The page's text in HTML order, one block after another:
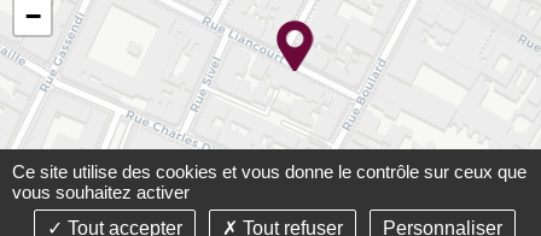
−
Ce site utilise des cookies et vous donne le contrôle sur ceux que
vous souhaitez activer
Tout accepter
Tout refuser Personnaliser